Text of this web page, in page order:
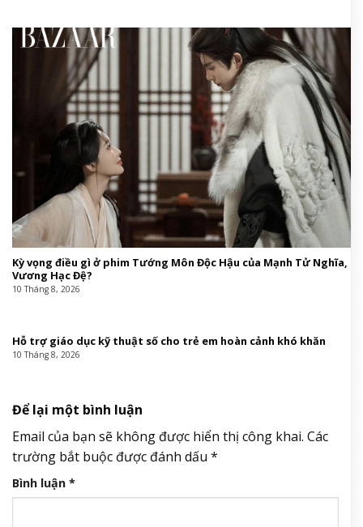
Kỳ vọng điều gì ở phim Tướng Môn Độc Hậu của Mạnh Tử Nghĩa,
Vương Hạc Đệ?
10 Tháng 8, 2026
Hỗ trợ giáo dục kỹ thuật số cho trẻ em hoàn cảnh khó khăn
10 Tháng 8, 2026
Để lại một bình luận
Email của bạn sẽ không được hiển thị công khai. Các
trường bắt buộc được đánh dấu *
Bình luận *